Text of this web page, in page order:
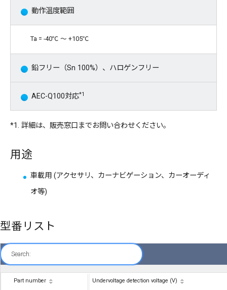
動作温度範囲
Ta = -40℃ 〜 +105℃
鉛フリー（Sn 100%）、ハロゲンフリー
AEC-Q100対応*1
*1. 詳細は、販売窓口までお問い合わせください。
用途
車載用 (アクセサリ、カーナビゲーション、カーオーディ
オ等)
型番リスト
Search:
Part number Undervoltage detection voltage (V)